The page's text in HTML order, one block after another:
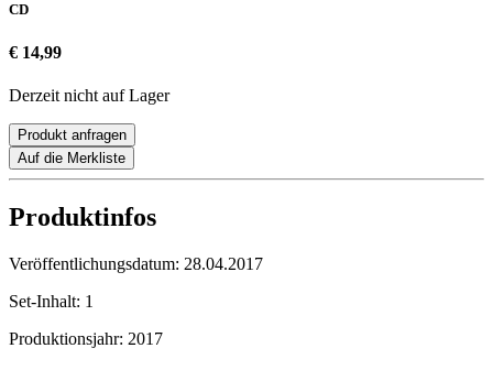
CD
€ 14,99
Derzeit nicht auf Lager
Produkt anfragen
Auf die Merkliste
Produktinfos
Veröffentlichungsdatum: 28.04.2017
Set-Inhalt: 1
Produktionsjahr: 2017